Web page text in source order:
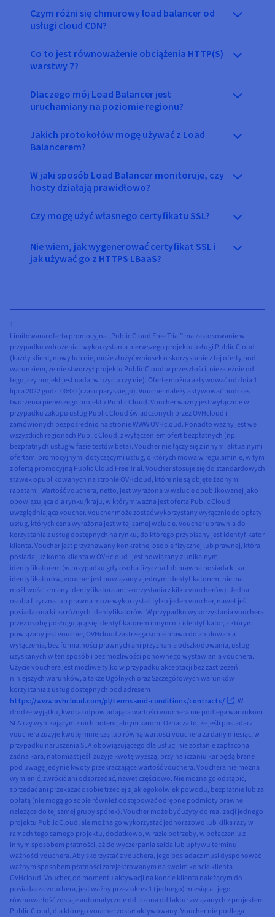
Czym różni się chmurowy load balancer od
usługi cloud CDN?
Co to jest równoważenie obciążenia HTTP(S)
warstwy 7?
Dlaczego mój Load Balancer jest
uruchamiany na poziomie regionu?
Jakich protokołów mogę używać z Load
Balancerem?
W jaki sposób Load Balancer monitoruje, czy
hosty działają prawidłowo?
Czy mogę użyć własnego certyfikatu SSL?
Nie wiem, jak wygenerować certyfikat SSL i
jak używać go z HTTPS LBaaS?
1
Limitowana oferta promocyjna „Public Cloud Free Trial” ma zastosowanie w
przypadku wdrożenia i wykorzystania pierwszego projektu usługi Public Cloud
(każdy klient, nowy lub nie, może złożyć wniosek o skorzystanie z tej oferty pod
warunkiem, że nie stworzył projektu Public Cloud w przeszłości, niezależnie od
tego, czy projekt jest nadal w użyciu czy nie). Ofertę można aktywować od dnia 1
lipca 2022 godz. 00:00 (czasu paryskiego). Voucher należy aktywować podczas
tworzenia pierwszego projektu Public Cloud. Voucher ważny jest wyłącznie w
przypadku zakupu usług Public Cloud świadczonych przez OVHcloud i
zamówionych bezpośrednio na stronie WWW OVHcloud. Ponadto ważny jest we
wszystkich regionach Public Cloud, z wyłączeniem ofert bezpłatnych (np.
bezpłatnych usług w fazie testów beta). Voucher nie łączy się z innymi aktualnymi
ofertami promocyjnymi dotyczącymi usług, o których mowa w regulaminie, w tym
z ofertą promocyjną Public Cloud Free Trial. Voucher stosuje się do standardowych
stawek opublikowanych na stronie OVHcloud, które nie są objęte żadnymi
rabatami. Wartość vouchera, netto, jest wyrażona w walucie opublikowanej jako
obowiązująca dla rynku/kraju, w którym ważna jest oferta Public Cloud
uwzględniająca voucher. Voucher może zostać wykorzystany wyłącznie do opłaty
usług, których cena wyrażona jest w tej samej walucie. Voucher uprawnia do
korzystania z usług dostępnych na rynku, do którego przypisany jest identyfikator
klienta. Voucher jest przyznawany konkretnej osobie fizycznej lub prawnej, która
posiada już konto klienta w OVHcloud i jest powiązany z unikalnym
identyfikatorem (w przypadku gdy osoba fizyczna lub prawna posiada kilka
identyfikatorów, voucher jest powiązany z jednym identyfikatorem, nie ma
możliwości zmiany identyfikatora ani skorzystania z kilku voucherów). Jedna
osoba fizyczna lub prawna może wykorzystać tylko jeden voucher, nawet jeśli
posiada ona kilka różnych identyfikatorów. W przypadku wykorzystania vouchera
przez osobę posługującą się identyfikatorem innym niż identyfikator, z którym
powiązany jest voucher, OVHcloud zastrzega sobie prawo do anulowania i
wyłączenia, bez formalności prawnych ani przyznania odszkodowania, usług
uzyskanych w ten sposób i bez możliwości ponownego wystawiania vouchera.
Użycie vouchera jest możliwe tylko w przypadku akceptacji bez zastrzeżeń
niniejszych warunków, a także Ogólnych oraz Szczegółowych warunków
korzystania z usług dostępnych pod adresem
https://www.ovhcloud.com/pl/terms-and-conditions/contracts/
. W
drodze wyjątku, kwota odpowiadająca wartości vouchera nie podlega warunkom
SLA czy wynikającym z nich potencjalnym karom. Oznacza to, że jeśli posiadacz
vouchera zużyje kwotę mniejszą lub równą wartości vouchera za dany miesiąc, w
przypadku naruszenia SLA obowiązującego dla usługi nie zostanie zapłacona
żadna kara, natomiast jeśli zużyje kwotę wyższą, przy naliczaniu kar będą brane
pod uwagę jedynie kwoty przekraczające wartość vouchera. Vouchera nie można
wymienić, zwrócić ani odsprzedać, nawet częściowo. Nie można go odstąpić,
sprzedać ani przekazać osobie trzeciej z jakiegokolwiek powodu, bezpłatnie lub za
opłatą (nie mogą go sobie również odstępować odrębne podmioty prawne
należące do tej samej grupy spółek). Voucher może być użyty do realizacji jednego
projektu Public Cloud, ale można go wykorzystać jednorazowo lub kilka razy w
ramach tego samego projektu, dodatkowo, w razie potrzeby, w połączeniu z
innym sposobem płatności, aż do wyczerpania salda lub upływu terminu
ważności vouchera. Aby skorzystać z vouchera, jego posiadacz musi dysponować
ważnym sposobem płatności zarejestrowanym na swoim koncie klienta
OVHcloud. Voucher, od momentu aktywacji na koncie klienta należącym do
posiadacza vouchera, jest ważny przez okres 1 (jednego) miesiąca i jego
równowartość zostaje automatycznie odliczona od faktur związanych z projektem
Public Cloud, dla którego voucher został aktywowany. Voucher nie podlega